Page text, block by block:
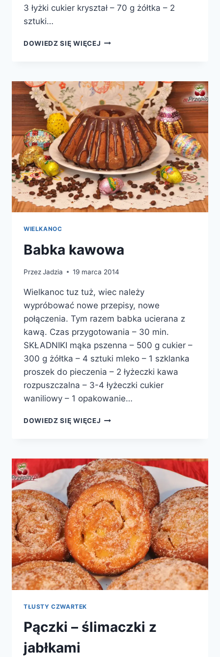
3 łyżki cukier kryształ – 70 g żółtka – 2
sztuki…
DOWIEDZ SIĘ WIĘCEJ MAZUREK
WIELKANOC
Babka kawowa
PrzezJadzia 19 marca 2014
Wielkanoc tuz tuż, wiec należy
wypróbować nowe przepisy, nowe
połączenia. Tym razem babka ucierana z
kawą. Czas przygotowania – 30 min.
SKŁADNIKI mąka pszenna – 500 g cukier –
300 g żółtka – 4 sztuki mleko – 1 szklanka
proszek do pieczenia – 2 łyżeczki kawa
rozpuszczalna – 3-4 łyżeczki cukier
waniliowy – 1 opakowanie…
DOWIEDZ SIĘ WIĘCEJ BABKA
TŁUSTY CZWARTEK
Pączki – ślimaczki z
jabłkami